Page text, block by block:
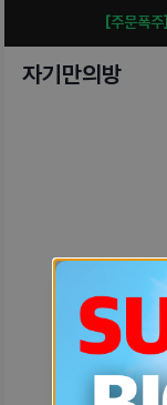
[주문폭주]
자기만의방